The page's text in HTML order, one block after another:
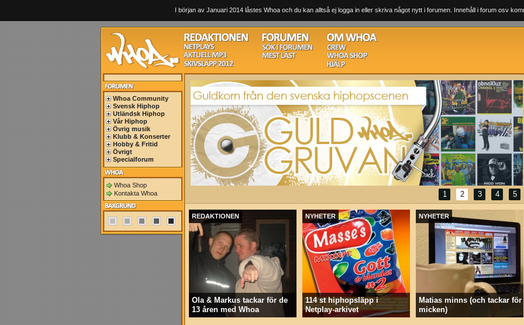
I början av Januari 2014 låstes Whoa och du kan alltså ej logga in eller skriva något nytt i forumen. Innehåll i forum osv
Whoa Community
Svensk Hiphop
Utländsk Hiphop
Vår Hiphop
Övrig musik
Klubb & Konserter
Hobby & Fritid
Övrigt
Specialforum
Whoa Shop
Kontakta Whoa
1 2 3 4 5
REDAKTIONEN
Ola & Markus tackar för de
13 åren med Whoa
NYHETER
114 st hiphopsläpp i
Netplay-arkivet
NYHETER
Matias minns (och tackar för
micken)